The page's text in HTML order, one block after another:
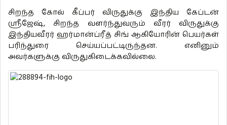
சிறந்த கோல் கீப்பர் விருதுக்கு இந்திய கேப்டன்
ஸ்ரீஜேஷ், சிறந்த வளர்ந்துவரும் வீரர் விருதுக்கு
இந்தியவீரர் ஹர்மான்ப்ரீத் சிங் ஆகியோரின் பெயர்கள்
பரிந்துரை செய்யப்பட்டிருந்தன. எனினும்
அவர்களுக்கு விருதுகிடைக்கவில்லை.